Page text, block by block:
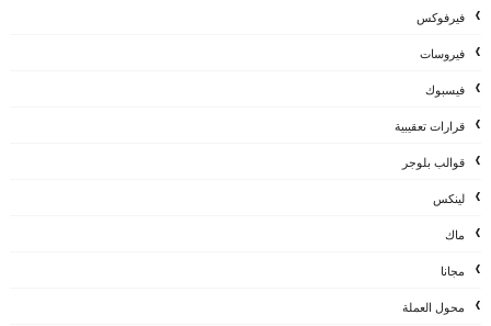
فيرفوكس
فيروسات
فيسبوك
قرارات تعقيبية
قوالب بلوجر
لينكس
ماك
مجانا
محول العملة